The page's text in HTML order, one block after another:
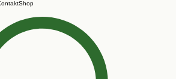
Shop